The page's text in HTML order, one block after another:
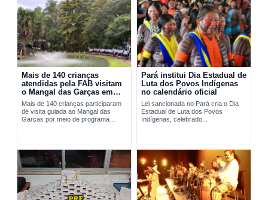
Mais de 140 crianças
atendidas pela FAB visitam
o Mangal das Garças em
Belém
Mais de 140 crianças participaram
de visita guiada ao Mangal das
Garças por meio de programa
Pará institui Dia Estadual de
Luta dos Povos Indígenas
no calendário oficial
Lei sancionada no Pará cria o Dia
Estadual de Luta dos Povos
Indígenas, celebrado...